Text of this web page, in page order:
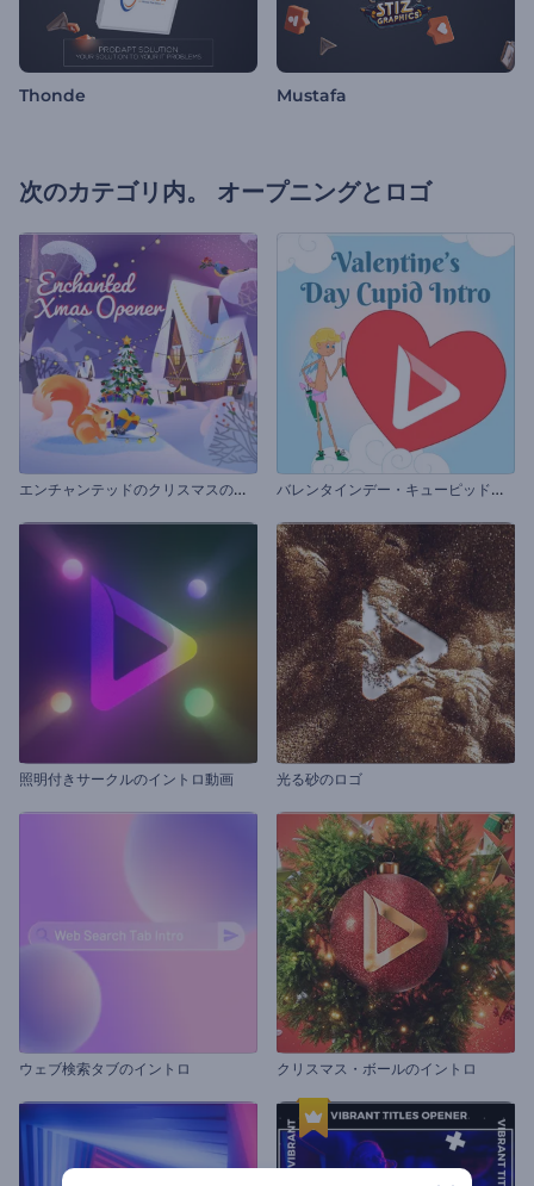
Thonde Mustafa
次のカテゴリ内。 オープニングとロゴ
エ
ンチャンテッドのクリスマスのイントロ動画 バ
レンタインデー・キューピッドのイントロ
照明付きサークルのイントロ動画 光る砂のロゴ
ウェブ検索タブのイントロ クリスマス・ボールのイントロ